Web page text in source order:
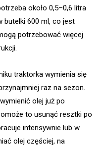
około 0,5–0,6 litra
butelki 600 ml, co jest
potrzebować więcej
traktorka wymienia się
raz na sezon.
olej już po
to usunąć resztki po
intensywnie lub w
olej częściej, na